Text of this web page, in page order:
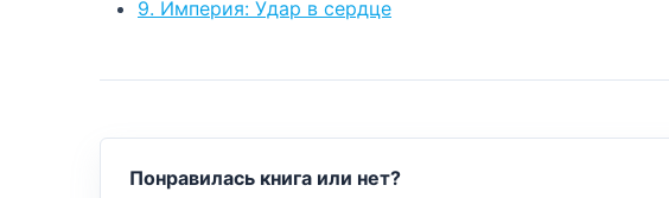
9. Империя: Удар в сердце
Понравилась книга или нет?